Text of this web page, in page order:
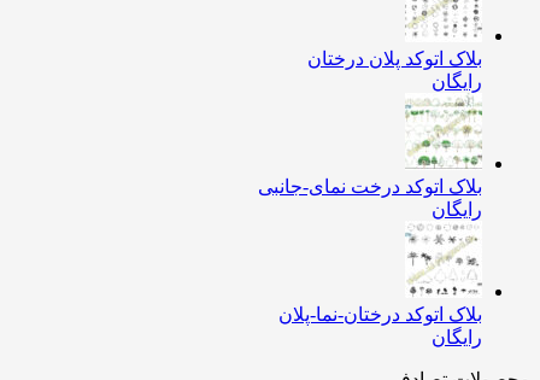
بلاک اتوکد پلان درختان
رایگان
بلاک اتوکد درخت نمای-جانبی
رایگان
بلاک اتوکد درختان-نما-پلان
رایگان